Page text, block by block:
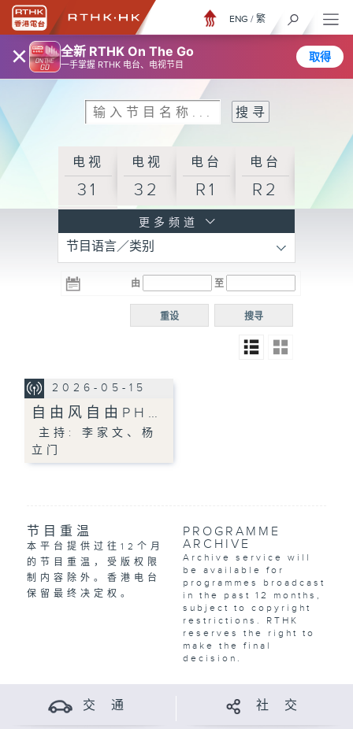
× 全新 RTHK On The Go
一手掌握 RTHK 电台、电视节目
取得
ENG / 繁
电视
31
电视
32
电台
R1
电台
R2
R3
电台 电台
R5
电台
普通
更多频道
节目语言／类别
由 至
搜寻
重设
2026-05-15
自由风自由PH…
主持: 李家文、杨
立门
节目重温
本平台提供过往12个月
的节目重温，受版权限
制内容除外。香港电台
保留最终决定权。
PROGRAMME
ARCHIVE
Archive service will
be available for
programmes broadcast
in the past 12 months,
subject to copyright
restrictions. RTHK
reserves the right to
make the final
decision.
交 通 社 交